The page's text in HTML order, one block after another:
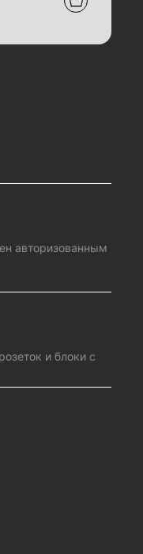
авторизованным
и блоки с